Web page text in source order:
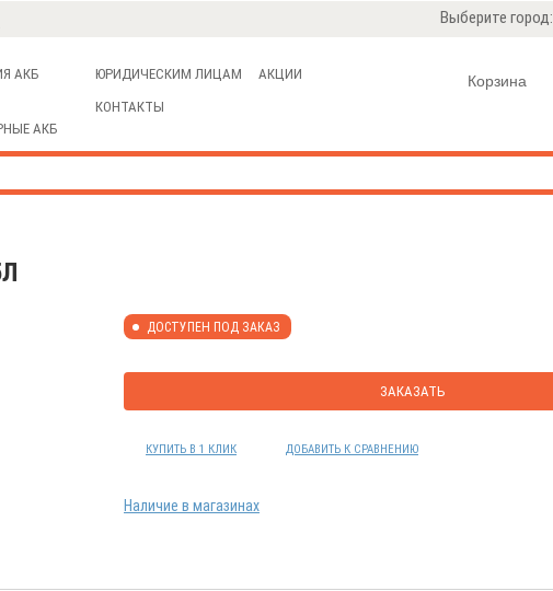
Выберите город:
Корзина
АКБ
АКБ
ЮРИДИЧЕСКИМ ЛИЦАМ
КОНТАКТЫ
АКЦИИ
ДОСТУПЕН ПОД ЗАКАЗ
ЗАКАЗАТЬ
КУПИТЬ В 1 КЛИК ДОБАВИТЬ К СРАВНЕНИЮ
Наличие в магазинах